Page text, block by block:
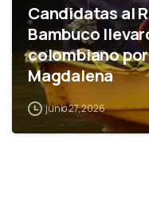
Candidatas al
Bambuco
colombiano
Magdalena
junio 27, 2026